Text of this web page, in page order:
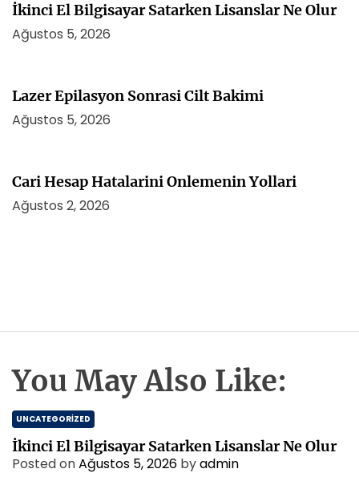
İkinci El Bilgisayar Satarken Lisanslar Ne Olur
Ağustos 5, 2026
Lazer Epilasyon Sonrasi Cilt Bakimi
Ağustos 5, 2026
Cari Hesap Hatalarini Onlemenin Yollari
Ağustos 2, 2026
You May Also Like:
UNCATEGORIZED
İkinci El Bilgisayar Satarken Lisanslar Ne Olur
Posted onAğustos 5, 2026 byadmin